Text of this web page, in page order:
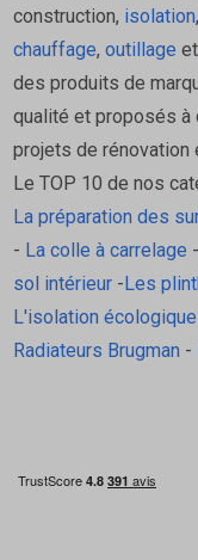
construction, isolation,
chauffage, outillage et
des produits de
qualité et proposés
projets de rénovation
Le TOP 10 de nos
La préparation des
- La colle à carrelage -
sol intérieur-Les
L'isolation écologique
Radiateurs Brugman -